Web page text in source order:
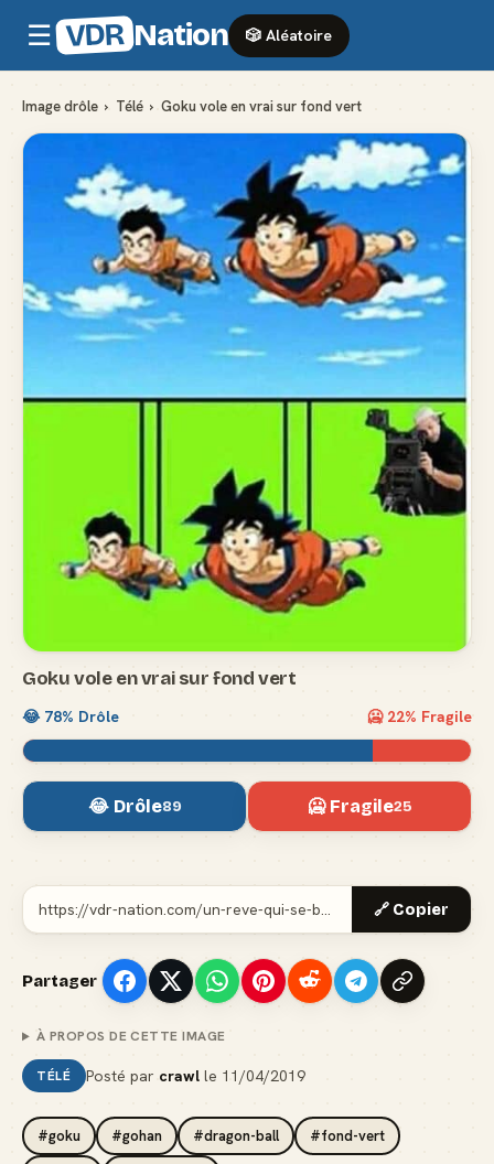
☰ VDR Nation 🎲 Aléatoire
Image drôle › Télé › Goku vole en vrai sur fond vert
Goku vole en vrai sur fond vert
😂 78% Drôle 🥶 22% Fragile
😂 Drôle89 🥶 Fragile25
🔗 Copier
Partager
À PROPOS DE CETTE IMAGE
TÉLÉ Posté par crawlle 11/04/2019
#goku #gohan #dragon-ball #fond-vert